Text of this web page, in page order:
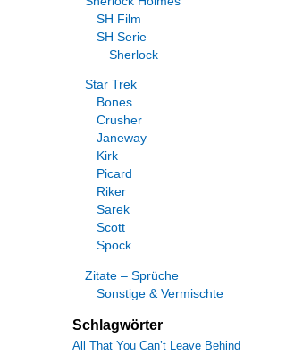
SH Film
SH Serie
Sherlock
Star Trek
Bones
Crusher
Janeway
Kirk
Picard
Riker
Sarek
Scott
Spock
Zitate – Sprüche
Sonstige & Vermischte
Schlagwörter
All That You Can’t Leave Behind